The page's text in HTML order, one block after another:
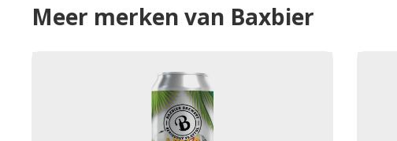
Meer merken van Baxbier